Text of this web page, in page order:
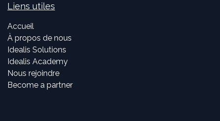
Liens utiles
Accueil
À propos de nous
Idealis Solutions
Idealis Academy
Nous rejoindre
Become a partner